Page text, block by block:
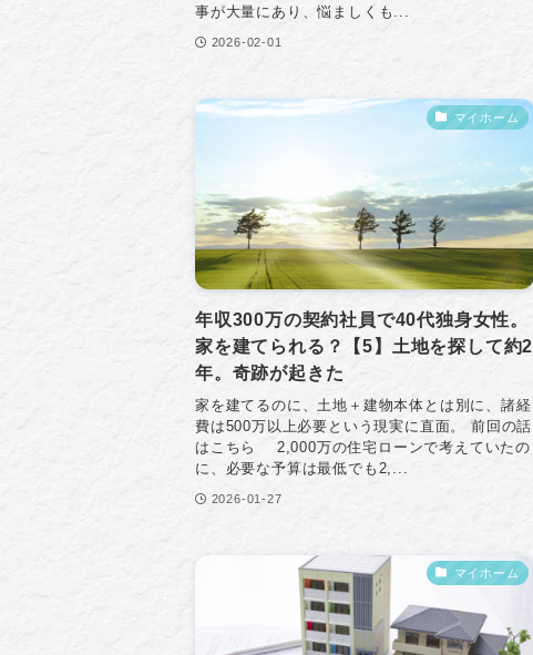
事が大量にあり、悩ましくも...
2026-02-01
マイホーム
年収300万の契約社員で40代独身女性。
家を建てられる？【5】土地を探して約2
年。奇跡が起きた
家を建てるのに、土地＋建物本体とは別に、諸経
費は500万以上必要という現実に直面。 前回の話
はこちら 2,000万の住宅ローンで考えていたの
に、必要な予算は最低でも2,...
2026-01-27
マイホーム